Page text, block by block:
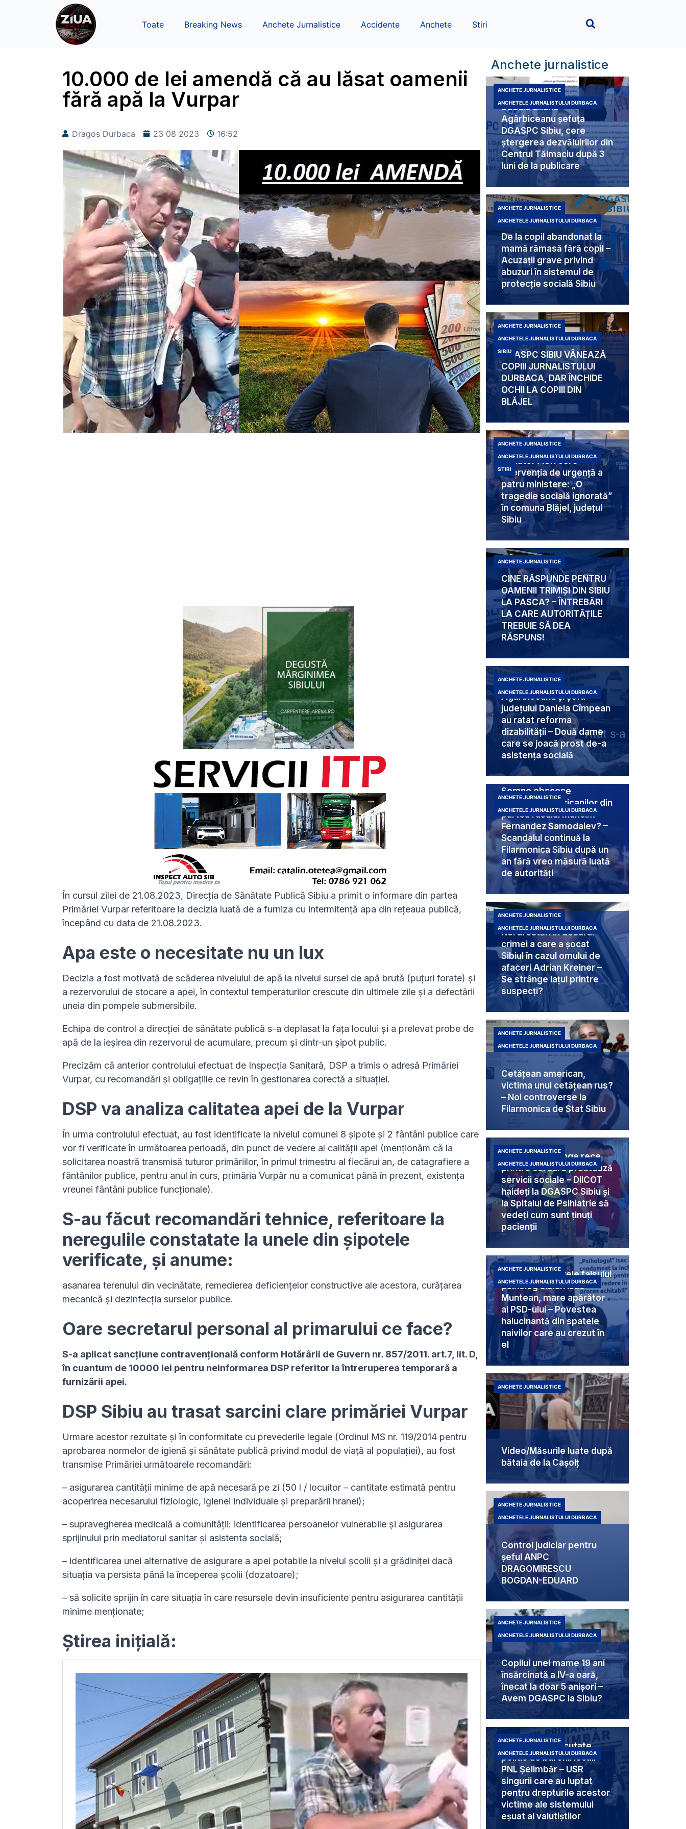
Toate Breaking News Anchete Jurnalistice Accidente Anchete Stiri
10.000 de lei amendă că au lăsat oamenii
fără apă la Vurpar
Dragos Durbaca 23 08 2023 16:52
În cursul zilei de 21.08.2023, Direcția de Sănătate Publică Sibiu a primit o informare din partea
Primăriei Vurpar referitoare la decizia luată de a furniza cu intermitență apa din rețeaua publică,
începând cu data de 21.08.2023.
Apa este o necesitate nu un lux
Decizia a fost motivată de scăderea nivelului de apă la nivelul sursei de apă brută (puțuri forate) și
a rezervorului de stocare a apei, în contextul temperaturilor crescute din ultimele zile și a defectării
uneia din pompele submersibile.
Echipa de control a direcției de sănătate publică s-a deplasat la fața locului și a prelevat probe de
apă de la ieșirea din rezervorul de acumulare, precum și dintr-un șipot public.
Precizăm că anterior controlului efectuat de Inspecția Sanitară, DSP a trimis o adresă Primăriei
Vurpar, cu recomandări și obligațiile ce revin în gestionarea corectă a situației.
DSP va analiza calitatea apei de la Vurpar
În urma controlului efectuat, au fost identificate la nivelul comunei 8 șipote și 2 fântâni publice care
vor fi verificate în următoarea perioadă, din punct de vedere al calității apei (menționăm că la
solicitarea noastră transmisă tuturor primăriilor, în primul trimestru al fiecărui an, de catagrafiere a
fântânilor publice, pentru anul în curs, primăria Vurpăr nu a comunicat pănă în prezent, existența
vreunei fântâni publice funcționale).
S-au făcut recomandări tehnice, referitoare la
neregulile constatate la unele din șipotele
verificate, și anume:
asanarea terenului din vecinătate, remedierea deficiențelor constructive ale acestora, curățarea
mecanică și dezinfecția surselor publice.
Oare secretarul personal al primarului ce face?
S-a aplicat sancțiune contravențională conform Hotărârii de Guvern nr. 857/2011. art.7, lit. D,
în cuantum de 10000 lei pentru neinformarea DSP referitor la întreruperea temporară a
furnizării apei.
DSP Sibiu au trasat sarcini clare primăriei Vurpar
Urmare acestor rezultate și în conformitate cu prevederile legale (Ordinul MS nr. 119/2014 pentru
aprobarea normelor de igienă și sănătate publică privind modul de viață al populației), au fost
transmise Primăriei următoarele recomandări:
– asigurarea cantității minime de apă necesară pe zi (50 l / locuitor – cantitate estimată pentru
acoperirea necesarului fiziologic, igienei individuale și preparării hranei);
– supravegherea medicală a comunității: identificarea persoanelor vulnerabile și asigurarea
sprijinului prin mediatorul sanitar și asistenta socială;
– identificarea unei alternative de asigurare a apei potabile la nivelul școlii și a grădiniței dacă
situația va persista până la începerea școlii (dozatoare);
– să solicite sprijin în care situația în care resursele devin insuficiente pentru asigurarea cantității
minime menționate;
Știrea inițială:
Anchete jurnalistice
Duduia Liliana
Agârbiceanu șefuța
DGASPC Sibiu, cere
ștergerea dezvăluirilor din
Centrul Tălmaciu după 3
luni de la publicare
ANCHETE JURNALISTICE
ANCHETELE JURNALISTULUI DURBACA
De la copil abandonat la
mamă rămasă fără copil –
Acuzații grave privind
abuzuri în sistemul de
protecție socială Sibiu
ANCHETE JURNALISTICE
ANCHETELE JURNALISTULUI DURBACA
DGASPC SIBIU VÂNEAZĂ
COPIII JURNALISTULUI
DURBACA, DAR ÎNCHIDE
OCHII LA COPIII DIN
BLĂJEL
ANCHETE JURNALISTICE
ANCHETELE JURNALISTULUI DURBACA
SIBIU
Senator AUR cere
intervenția de urgență a
patru ministere: „O
tragedie socială ignorată”
în comuna Blăjel, județul
Sibiu
ANCHETE JURNALISTICE
ANCHETELE JURNALISTULUI DURBACA
STIRI
CINE RĂSPUNDE PENTRU
OAMENII TRIMIȘI DIN SIBIU
LA PASCA? – ÎNTREBĂRI
LA CARE AUTORITĂȚILE
TREBUIE SĂ DEA
RĂSPUNS!
ANCHETE JURNALISTICE
Agărbiceanu și șefa
județului Daniela Cîmpean
au ratat reforma
dizabilității – Două dame
care se joacă prost de-a
asistența socială
ANCHETE JURNALISTICE
ANCHETELE JURNALISTULUI DURBACA
Semne obscene
destinate americanilor din
partea rusului Makcim
Fernandez Samodaiev? –
Scandalul continuă la
Filarmonica Sibiu după un
an fără vreo măsură luată
de autorități
ANCHETE JURNALISTICE
ANCHETELE JURNALISTULUI DURBACA
Noi arestări în dosarul
crimei a care a șocat
Sibiul în cazul omului de
afaceri Adrian Kreiner –
Se strânge lațul printre
suspecți?
ANCHETE JURNALISTICE
ANCHETELE JURNALISTULUI DURBACA
Cetățean american,
victima unui cetățean rus?
– Noi controverse la
Filarmonica de Stat Sibiu
ANCHETE JURNALISTICE
ANCHETELE JURNALISTULUI DURBACA
Criminali cu sânge rece
printre cei care prestează
servicii sociale – DIICOT
haideți la DGASPC Sibiu și
la Spitalul de Psihiatrie să
vedeți cum sunt ținuți
pacienții
ANCHETE JURNALISTICE
ANCHETELE JURNALISTULUI DURBACA
Umbra din spatele falsului
psiholog sibian Isac
Muntean, mare apărător
al PSD-ului – Povestea
halucinantă din spatele
naivilor care au crezut în
el
ANCHETE JURNALISTICE
ANCHETELE JURNALISTULUI DURBACA
Video/Măsurile luate după
bătaia de la Cașolț
ANCHETE JURNALISTICE
Control judiciar pentru
șeful ANPC
DRAGOMIRESCU
BOGDAN-EDUARD
ANCHETE JURNALISTICE
ANCHETELE JURNALISTULUI DURBACA
Copilul unei mame 19 ani
însărcinată a IV-a oară,
înecat la doar 5 anișori –
Avem DGASPC la Sibiu?
ANCHETE JURNALISTICE
ANCHETELE JURNALISTULUI DURBACA
Trei femei executate
politic de baronii locali
PNL Șelimbăr – USR
singurii care au luptat
pentru drepturile acestor
victime ale sistemului
eșuat al valutiștilor
ANCHETE JURNALISTICE
ANCHETELE JURNALISTULUI DURBACA